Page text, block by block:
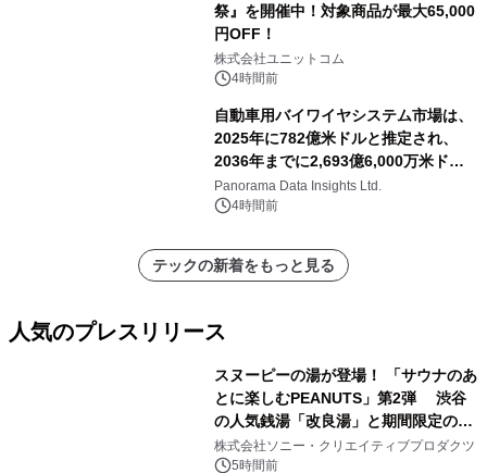
祭』を開催中！対象商品が最大65,000
円OFF！
株式会社ユニットコム
4時間前
自動車用バイワイヤシステム市場は、
2025年に782億米ドルと推定され、
2036年までに2,693億6,000万米ドル
に達すると予測されており、予測期間
（2026年～2036年）
Panorama Data Insights Ltd.
4時間前
テックの新着をもっと見る
人気のプレスリリース
スヌーピーの湯が登場！ 「サウナのあ
とに楽しむPEANUTS」第2弾 渋谷
の人気銭湯「改良湯」と期間限定のコ
ラボレーション サウナイキタイコラ
ボグッズも発売決定！
株式会社ソニー・クリエイティブプロダクツ
5時間前